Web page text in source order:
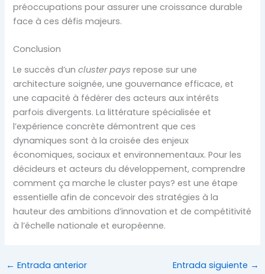
préoccupations pour assurer une croissance durable
face à ces défis majeurs.
Conclusion
Le succès d’uncluster pays repose sur une
architecture soignée, une gouvernance efficace, et
une capacité à fédérer des acteurs aux intérêts
parfois divergents. La littérature spécialisée et
l’expérience concrète démontrent que ces
dynamiques sont à la croisée des enjeux
économiques, sociaux et environnementaux. Pour les
décideurs et acteurs du développement, comprendre
comment ça marche le cluster pays? est une étape
essentielle afin de concevoir des stratégies à la
hauteur des ambitions d’innovation et de compétitivité
à l’échelle nationale et européenne.
← Entrada anterior Entrada siguiente →